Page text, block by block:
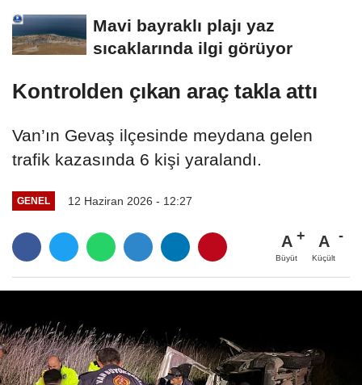
Mavi bayraklı plajı yaz
sıcaklarında ilgi görüyor
Kontrolden çıkan araç takla attı
Van’ın Gevaş ilçesinde meydana gelen
trafik kazasında 6 kişi yaralandı.
GENEL 12 Haziran 2026 - 12:27
A
Büyüt
A
Küçült